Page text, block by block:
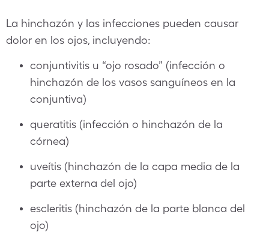
La hinchazón y las infecciones pueden causar
dolor en los ojos, incluyendo:
conjuntivitis u “ojo rosado” (infección o
hinchazón de los vasos sanguíneos en la
conjuntiva)
queratitis (infección o hinchazón de la
córnea)
uveítis (hinchazón de la capa media de la
parte externa del ojo)
escleritis (hinchazón de la parte blanca del
ojo)